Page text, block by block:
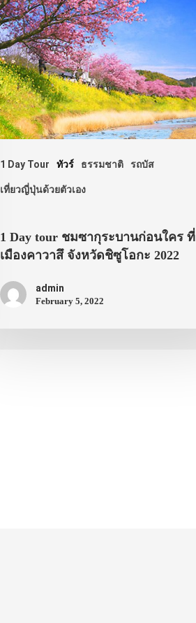
1 Day Tour ทัวร์ ธรรมชาติ รถบัส
เที่ยวญี่ปุ่นด้วยตัวเอง
1 Day tour ชมซากุระบานก่อนใคร ที่
เมืองคาวาสึ จังหวัดชิซูโอกะ 2022
admin
February 5, 2022